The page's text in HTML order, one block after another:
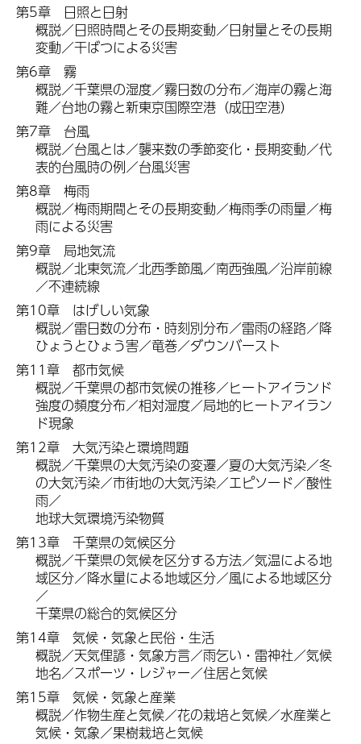
第5章
日照と日射
概説／日照時間とその長期変動／日射量とその長期
変動／干ばつによる災害
第6章
霧
概説／千葉県の湿度／霧日数の分布／海岸の霧と海
難／台地の霧と新東京国際空港（成田空港）
第7章
台風
概説／台風とは／襲来数の季節変化・長期変動／代
表的台風時の例／台風災害
第8章
梅雨
概説／梅雨期間とその長期変動／梅雨季の雨量／梅
雨による災害
第9章
局地気流
概説／北東気流／北西季節風／南西強風／沿岸前線
／不連続線
第10章
はげしい気象
概説／雷日数の分布・時刻別分布／雷雨の経路／降
ひょうとひょう害／竜巻／ダウンバースト
第11章
都市気候
概説／千葉県の都市気候の推移／ヒートアイランド
強度の頻度分布／相対湿度／局地的ヒートアイラン
ド現象
第12章
大気汚染と環境問題
概説／千葉県の大気汚染の変遷／夏の大気汚染／冬
の大気汚染／市街地の大気汚染／エピソード／酸性
雨／
地球大気環境汚染物質
第13章
千葉県の気候区分
概説／千葉県の気候を区分する方法／気温による地
域区分／降水量による地域区分／風による地域区分
／
千葉県の総合的気候区分
第14章
気候 ・気象と民俗・生活
概説／天気俚諺・気象方言／雨乞い・雷神社／気候
地名／スポーツ・レジャー／住居と気候
第15章
気候 ・気象と産業
概説／作物生産と気候／花の栽培と気候／水産業と
気候・気象／果樹栽培と気候